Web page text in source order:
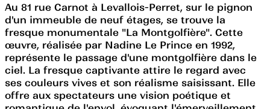
Au 81 rue Carnot à Levallois-Perret, sur le pignon
d'un immeuble de neuf étages, se trouve la
fresque monumentale "La Montgolfière". Cette
œuvre, réalisée par Nadine Le Prince en 1992,
représente le passage d'une montgolfière dans le
ciel. La fresque captivante attire le regard avec
ses couleurs vives et son réalisme saisissant. Elle
offre aux spectateurs une vision poétique et